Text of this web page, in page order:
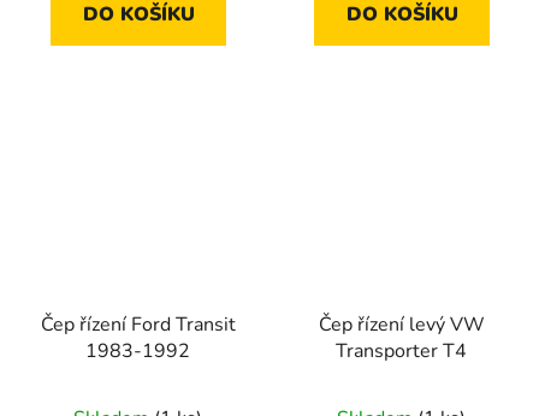
DO KOŠÍKU DO KOŠÍKU
Čep řízení Ford Transit
1983-1992
Čep řízení levý VW
Transporter T4